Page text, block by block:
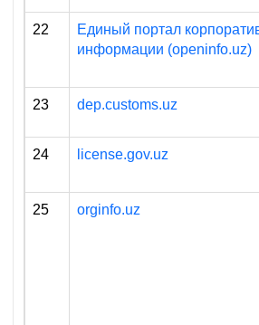
22
Единый портал
информации (openinfo.uz)
23 dep.customs.uz
24 license.gov.uz
25 orginfo.uz